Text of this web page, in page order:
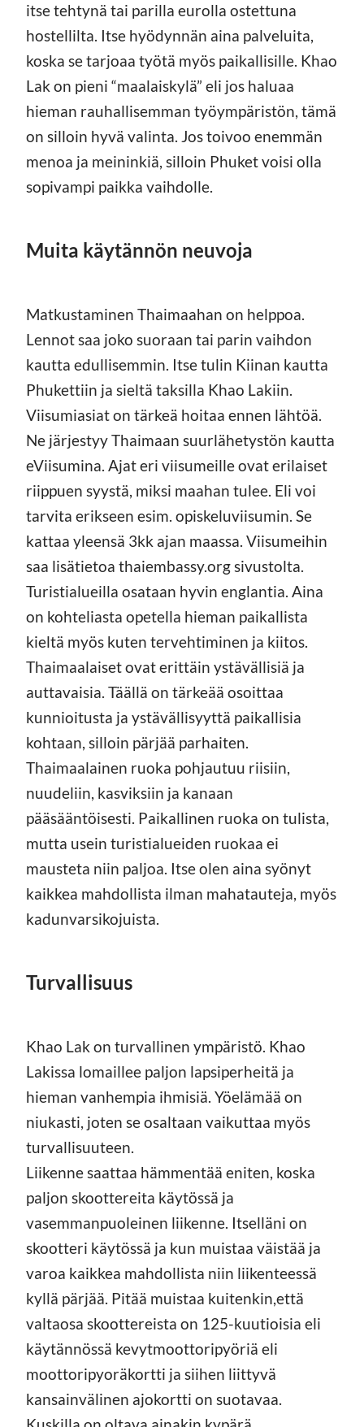
itse tehtynä tai parilla eurolla ostettuna
hostellilta. Itse hyödynnän aina palveluita,
koska se tarjoaa työtä myös paikallisille. Khao
Lak on pieni “maalaiskylä” eli jos haluaa
hieman rauhallisemman työympäristön, tämä
on silloin hyvä valinta. Jos toivoo enemmän
menoa ja meininkiä, silloin Phuket voisi olla
sopivampi paikka vaihdolle.
Muita käytännön neuvoja
Matkustaminen Thaimaahan on helppoa.
Lennot saa joko suoraan tai parin vaihdon
kautta edullisemmin. Itse tulin Kiinan kautta
Phukettiin ja sieltä taksilla Khao Lakiin.
Viisumiasiat on tärkeä hoitaa ennen lähtöä.
Ne järjestyy Thaimaan suurlähetystön kautta
eViisumina. Ajat eri viisumeille ovat erilaiset
riippuen syystä, miksi maahan tulee. Eli voi
tarvita erikseen esim. opiskeluviisumin. Se
kattaa yleensä 3kk ajan maassa. Viisumeihin
saa lisätietoa thaiembassy.org sivustolta.
Turistialueilla osataan hyvin englantia. Aina
on kohteliasta opetella hieman paikallista
kieltä myös kuten tervehtiminen ja kiitos.
Thaimaalaiset ovat erittäin ystävällisiä ja
auttavaisia. Täällä on tärkeää osoittaa
kunnioitusta ja ystävällisyyttä paikallisia
kohtaan, silloin pärjää parhaiten.
Thaimaalainen ruoka pohjautuu riisiin,
nuudeliin, kasviksiin ja kanaan
pääsääntöisesti. Paikallinen ruoka on tulista,
mutta usein turistialueiden ruokaa ei
mausteta niin paljoa. Itse olen aina syönyt
kaikkea mahdollista ilman mahatauteja, myös
kadunvarsikojuista.
Turvallisuus
Khao Lak on turvallinen ympäristö. Khao
Lakissa lomaillee paljon lapsiperheitä ja
hieman vanhempia ihmisiä. Yöelämää on
niukasti, joten se osaltaan vaikuttaa myös
turvallisuuteen.
Liikenne saattaa hämmentää eniten, koska
paljon skoottereita käytössä ja
vasemmanpuoleinen liikenne. Itselläni on
skootteri käytössä ja kun muistaa väistää ja
varoa kaikkea mahdollista niin liikenteessä
kyllä pärjää. Pitää muistaa kuitenkin,että
valtaosa skoottereista on 125-kuutioisia eli
käytännössä kevytmoottoripyöriä eli
moottoripyoräkortti ja siihen liittyvä
kansainvälinen ajokortti on suotavaa.